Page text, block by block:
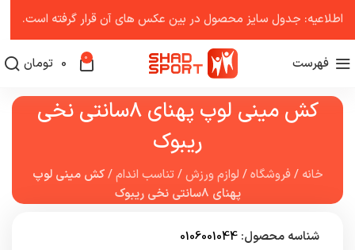
فهرست 0
0 تومان
کش مینی لوپ پهنای 8سانتی نخی
ریبوک
خانه /فروشگاه/ لوازم ورزش/ تناسب اندام/کش مینی لوپ
پهنای 8سانتی نخی ریبوک
شناسه محصول: 0106001044
اطلاعیه: جدول سایز محصول در بین عکس ‌های آن قرار گرفته است.